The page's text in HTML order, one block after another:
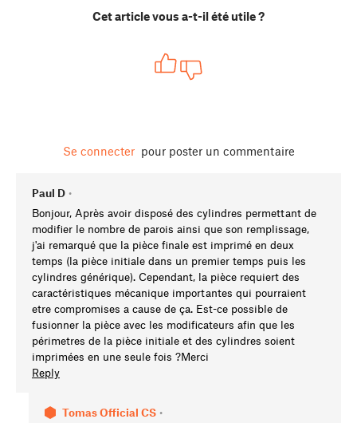
Cet article vous a-t-il été utile ?
Se connecter pour poster un commentaire
Paul D •
Bonjour, Après avoir disposé des cylindres permettant de
modifier le nombre de parois ainsi que son remplissage,
j'ai remarqué que la pièce finale est imprimé en deux
temps (la pièce initiale dans un premier temps puis les
cylindres générique). Cependant, la pièce requiert des
caractéristiques mécanique importantes qui pourraient
etre compromises a cause de ça. Est-ce possible de
fusionner la pièce avec les modificateurs afin que les
périmetres de la pièce initiale et des cylindres soient
imprimées en une seule fois ?Merci
Reply
Tomas Official CS •